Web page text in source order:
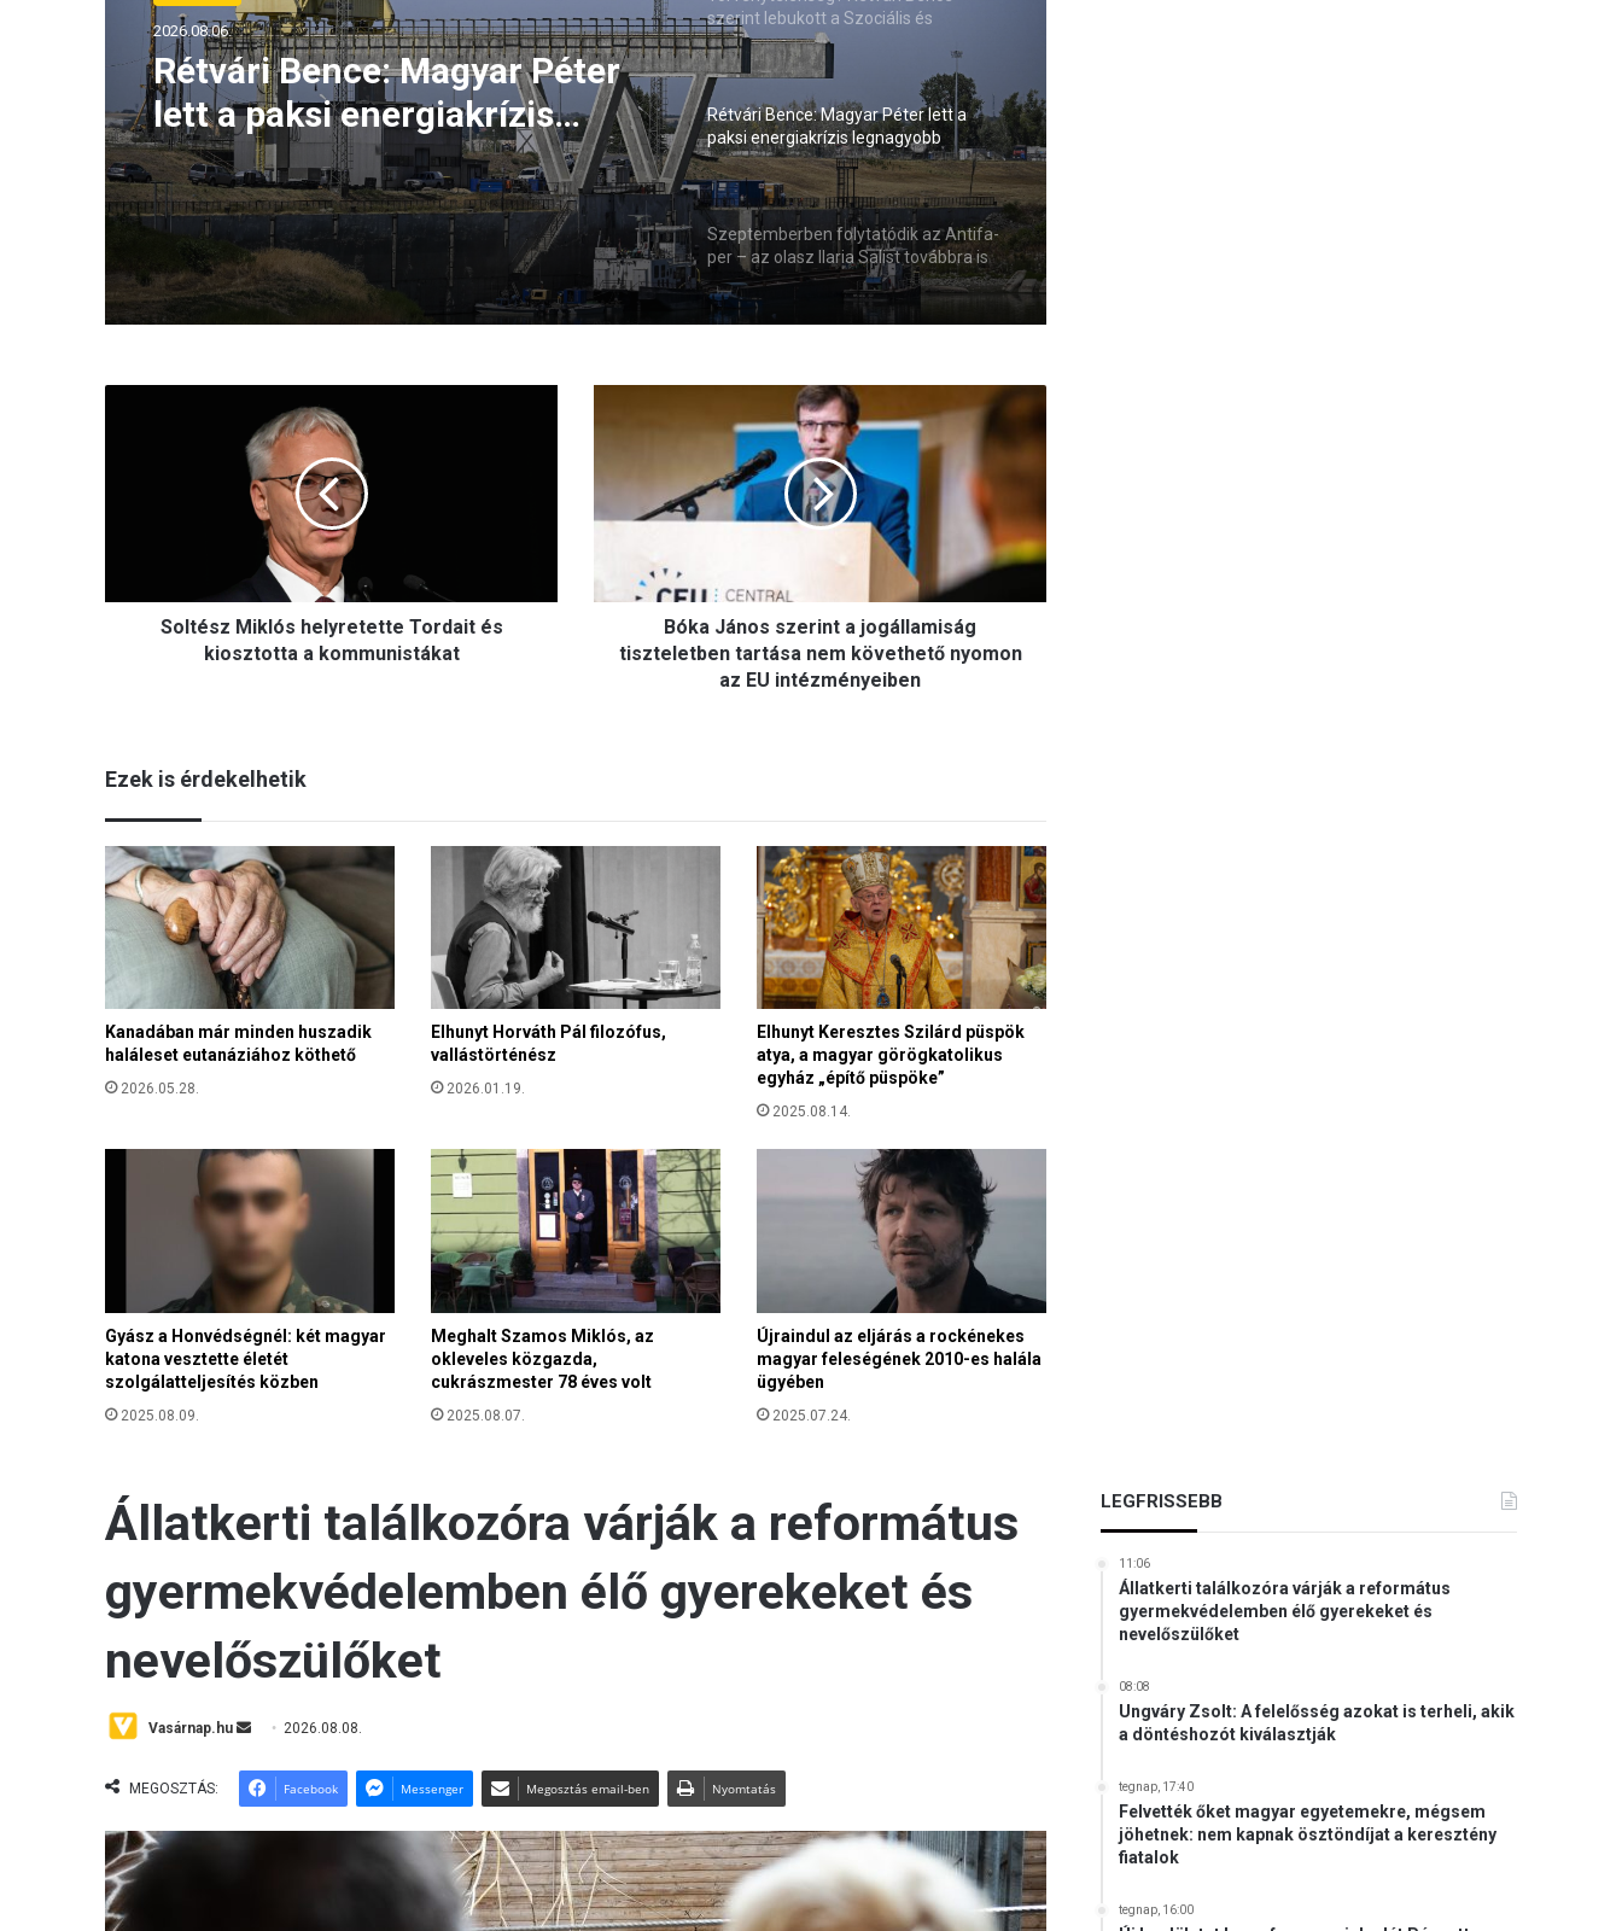
2026.08.06.
Rétvári Bence: Magyar Péter
lett a paksi energiakrízis
legnagyobb rémhírterjesztője
(VIDEÓ)
szerint lebukott a Szociális és
Családügyi Minisztérium
Rétvári Bence: Magyar Péter lett a
paksi energiakrízis legnagyobb
rémhírterjesztője (VIDEÓ)
Szeptemberben folytatódik az Antifa-
per – az olasz Ilaria Salist továbbra is
mentelmi jog védi
Soltész Miklós helyretette Tordait és
kiosztotta a kommunistákat
jogállamiság
tiszteletben
követhető
Bóka János szerint a jogállamiság
tiszteletben tartása nem követhető nyomon
az EU intézményeiben
Ezek is érdekelhetik
Kanadában már minden huszadik
haláleset eutanáziához köthető
2026.05.28.
Elhunyt Horváth Pál filozófus,
vallástörténész
2026.01.19.
Elhunyt Keresztes Szilárd püspök
atya, a magyar görögkatolikus
egyház „építő püspöke”
2025.08.14.
Gyász a Honvédségnél: két magyar
katona vesztette életét
szolgálatteljesítés közben
2025.08.09.
Meghalt Szamos Miklós, az
okleveles közgazda,
cukrászmester 78 éves volt
2025.08.07.
Újraindul az eljárás a rockénekes
magyar feleségének 2010-es halála
ügyében
2025.07.24.